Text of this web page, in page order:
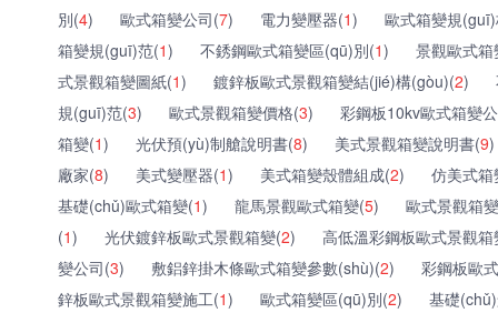
別(4) 歐式箱變公司(7) 電力變壓器(1)
歐式箱變規
箱變規(guī)范(1) 不銹鋼歐式箱變區(qū)別(1)
景觀歐式
式景觀箱變圖紙(1) 鍍鋅板歐式景觀箱變結(jié)構(gòu)(2)
規(guī)范(3) 歐式景觀箱變價格(3)
彩鋼板10kv歐式箱變
箱變(1) 光伏預(yù)制艙說明書(8) 美式景觀箱變說明書(9)
廠家(8) 美式變壓器(1) 美式箱變殼體組成(2)
仿美式
基礎(chǔ)歐式箱變(1) 龍馬景觀歐式箱變(5)
歐式景觀箱
(1) 光伏鍍鋅板歐式景觀箱變(2)
高低溫彩鋼板歐式景觀箱
變公司(3) 敷鋁鋅掛木條歐式箱變參數(shù)(2)
彩鋼板歐
鋅板歐式景觀箱變施工(1) 歐式箱變區(qū)別(2)
基礎